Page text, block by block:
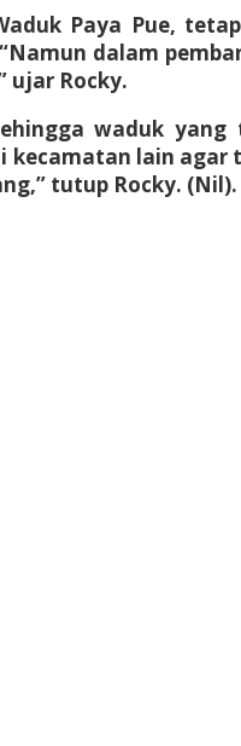
Paya Pue,
dalam
ujar Rocky.
waduk
kecamatan lain
tutup Rocky. (Nil).